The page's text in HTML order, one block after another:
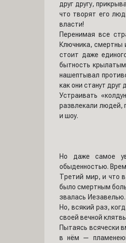
друг другу,
что творят его
власти!
Перенимая все
Ключника, смертны
стоит даже
бытность
нашептывал
как они станут
Устраивать
развлекали людей,
и шоу.
Но даже самое
обыденностью.
Третий мир, и что
было смертным
звалась
Но, всякий раз,
своей вечной
Пытаясь всячески
в нём —